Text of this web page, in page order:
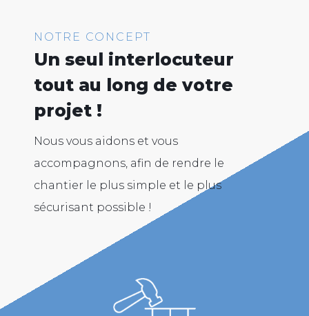
NOTRE CONCEPT
Un seul interlocuteur
tout au long de votre
projet !
Nous vous aidons et vous
accompagnons, afin de rendre le
chantier le plus simple et le plus
sécurisant possible !